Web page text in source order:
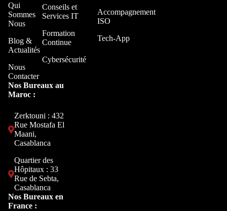
Qui
Sommes
Nous
Blog &
Actualités
Nous
Contacter
Conseils et
Services IT
Formation
Continue
Cybersécurité
Accompagnement
ISO
Tech-App
Nos Bureaux au
Maroc :
Zerktouni : 432
Rue Mostafa El
Maani,
Casablanca
Quartier des
Hôpitaux : 33
Rue de Sebta,
Casablanca
Nos Bureaux en
France :